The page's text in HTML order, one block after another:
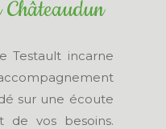
Testault incarne
sur une écoute
de vos besoins.